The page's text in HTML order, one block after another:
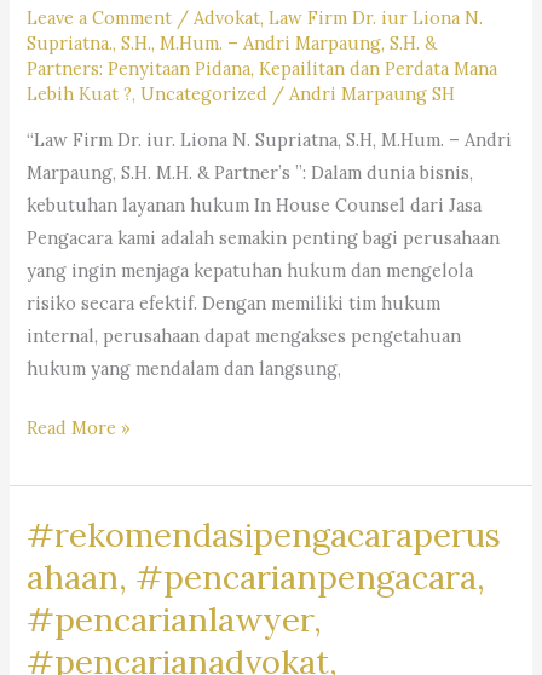
Leave a Comment / Advokat,Law Firm Dr. iur Liona N.
Supriatna., S.H., M.Hum. – Andri Marpaung, S.H. &
Partners: Penyitaan Pidana, Kepailitan dan Perdata Mana
Lebih Kuat ?,Uncategorized / Andri Marpaung SH
“Law Firm Dr. iur. Liona N. Supriatna, S.H, M.Hum. – Andri
Marpaung, S.H. M.H. & Partner’s ”: Dalam dunia bisnis,
kebutuhan layanan hukum In House Counsel dari Jasa
Pengacara kami adalah semakin penting bagi perusahaan
yang ingin menjaga kepatuhan hukum dan mengelola
risiko secara efektif. Dengan memiliki tim hukum
internal, perusahaan dapat mengakses pengetahuan
hukum yang mendalam dan langsung,
#rekomendasikantorhukumbisnis,
#jasapengacaraperusahaan,
#pencariankantoradvokat,
#lawyertiktok,
Read More »
#rekomendasipengacaraperus
ahaan, #pencarianpengacara,
#pencarianlawyer,
#pencarianadvokat,